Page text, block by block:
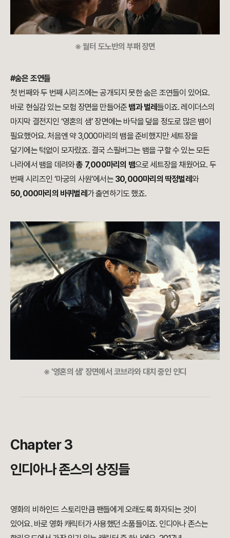
※ 월터 도노반의 부패 장면
#숨은 조연들
첫 번째와 두 번째 시리즈에는 공개되지 못한 숨은 조연들이 있어요.
바로 현실감 있는 모험 장면을 만들어준 뱀과 벌레들이죠. 레이더스의
마지막 결전지인 ‘영혼의 샘’ 장면에는 바닥을 덮을 정도로 많은 뱀이
필요했어요. 처음엔 약 3,000마리의 뱀을 준비했지만 세트장을
덮기에는 턱없이 모자랐죠. 결국 스필버그는 뱀을 구할 수 있는 모든
나라에서 뱀을 데려와총 7,000마리의 뱀으로 세트장을 채웠어요. 두
번째 시리즈인 ‘마궁의 사원’에서는30,000마리의 딱정벌레 와
50,000마리의 바퀴벌레 가 출연하기도 했죠.
※ '영혼의 샘' 장면에서 코브라와 대치 중인 인디
Chapter 3
인디아나 존스의 상징들
영화의 비하인드 스토리만큼 팬들에게 오래도록 화자되는 것이
있어요. 바로 영화 캐릭터가 사용했던 소품들이죠. 인디아나 존스는